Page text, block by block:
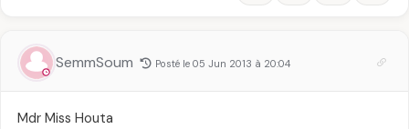
SemmSoum Posté le 05 Jun 2013 à 20:04
Mdr Miss Houta